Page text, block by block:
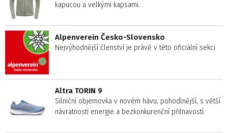
kapucou a velkými kapsami.
Alpenverein Česko-Slovensko
Nejvýhodnější členství je právě v této oficiální sekci
Altra TORIN 9
Silniční objemovka v novém hávu, pohodlnější, s větší
návratností energie a bezkonkurenční přilnavostí.